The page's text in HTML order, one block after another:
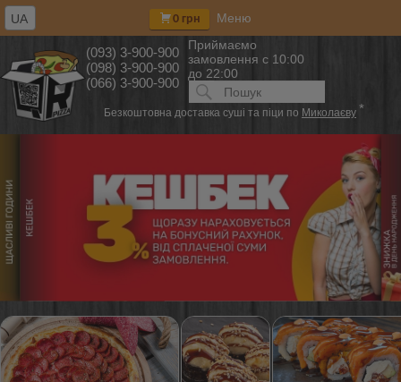
(093) 3-900-900
(098) 3-900-900
(066) 3-900-900
Приймаємо
замовлення с 10:00
до 22:00
Искать:ПОИСК
0 грн Меню
Безкоштовна доставка суші та піци по Миколаєву *
UA